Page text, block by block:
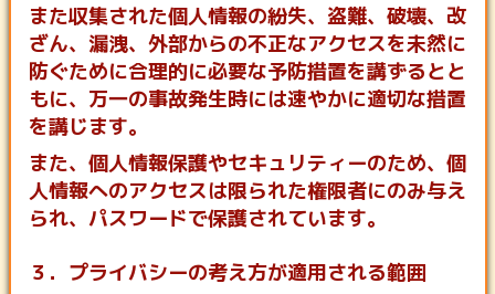
また収集された個人情報の紛失、盗難、破壊、改
ざん、漏洩、外部からの不正なアクセスを未然に
防ぐために合理的に必要な予防措置を講ずるとと
もに、万一の事故発生時には速やかに適切な措置
を講じます。
また、個人情報保護やセキュリティーのため、個
人情報へのアクセスは限られた権限者にのみ与え
られ、パスワードで保護されています。
３．プライバシーの考え方が適用される範囲